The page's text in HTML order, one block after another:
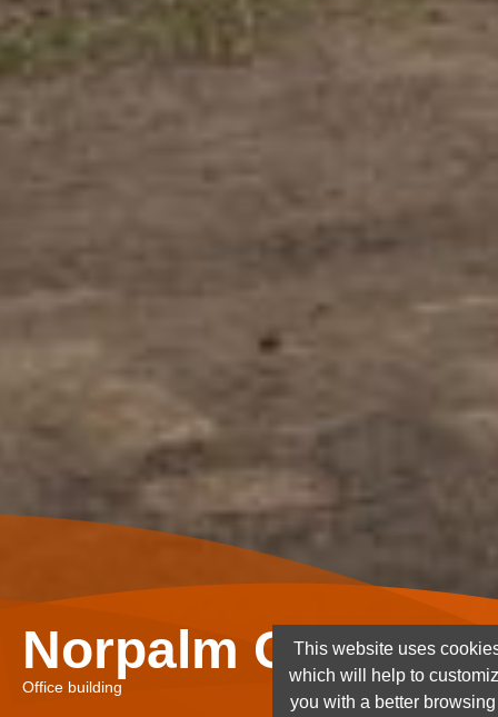
Norpalm Ghana
Office building
This website uses
which will help to
you with a better